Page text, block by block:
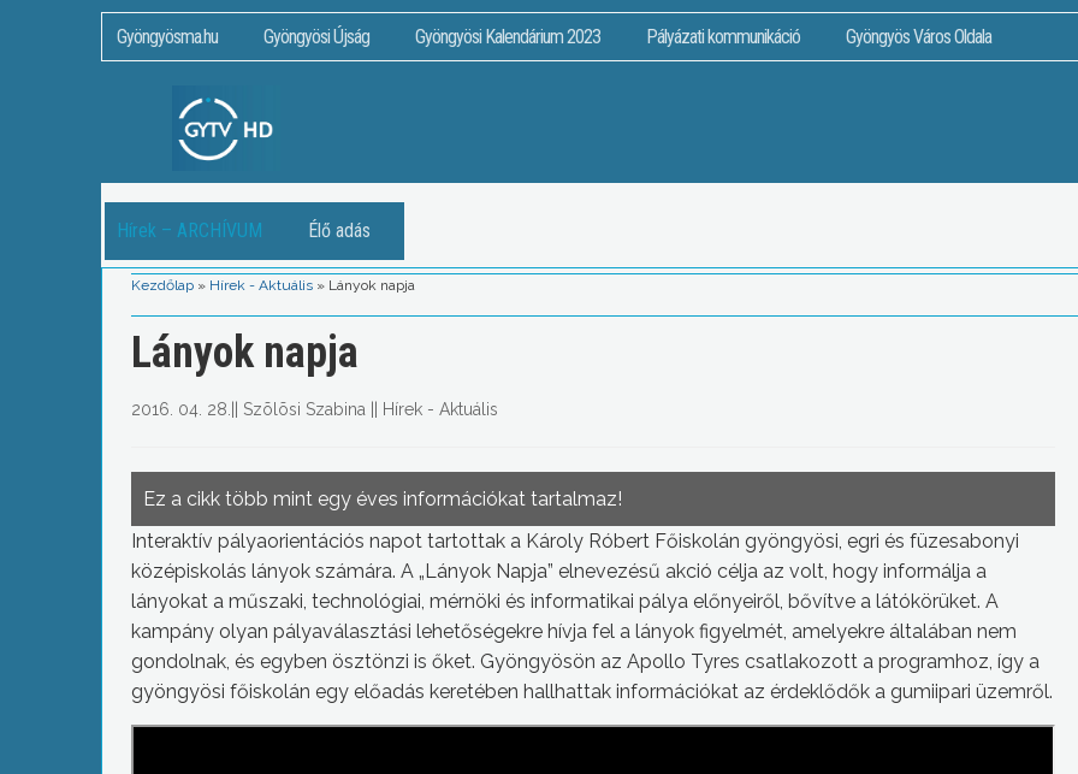
Gyöngyösma.hu Gyöngyösi Újság Gyöngyösi Kalendárium 2023 Pályázati kommunikáció Gyöngyös Város Oldala
Hírek – ARCHÍVUM Élő adás
Kezdőlap » Hírek - Aktuális » Lányok napja
Lányok napja
2016. 04. 28. Szõlõsi Szabina Hírek - Aktuális
Ez a cikk több mint egy éves információkat tartalmaz!
Interaktív pályaorientációs napot tartottak a Károly Róbert Főiskolán gyöngyösi, egri és füzesabonyi
középiskolás lányok számára. A „Lányok Napja” elnevezésű akció célja az volt, hogy informálja a
lányokat a műszaki, technológiai, mérnöki és informatikai pálya előnyeiről, bővítve a látókörüket. A
kampány olyan pályaválasztási lehetőségekre hívja fel a lányok figyelmét, amelyekre általában nem
gondolnak, és egyben ösztönzi is őket. Gyöngyösön az Apollo Tyres csatlakozott a programhoz, így a
gyöngyösi főiskolán egy előadás keretében hallhattak információkat az érdeklődők a gumiipari üzemről.